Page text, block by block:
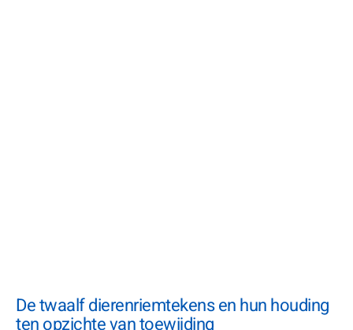
De twaalf dierenriemtekens en hun houding
ten opzichte van toewijding